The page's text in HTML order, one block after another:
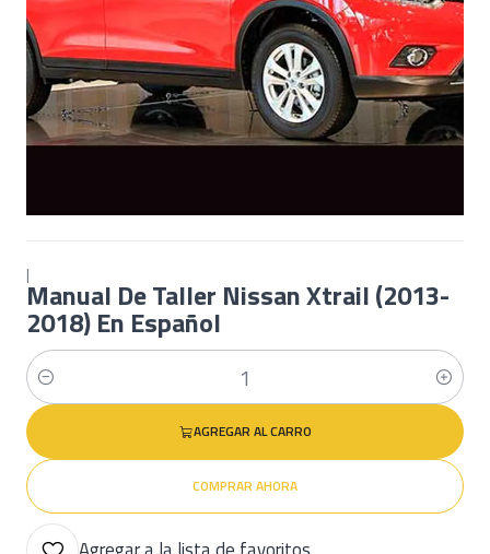
|
Manual De Taller Nissan Xtrail (2013-
2018) En Español
Cantidad
AGREGAR AL CARRO
COMPRAR AHORA